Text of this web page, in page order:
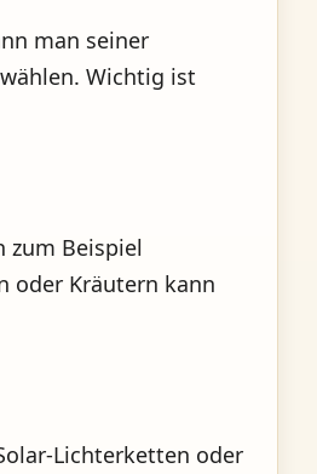
man seiner
Wichtig ist
zum Beispiel
oder Kräutern kann
Lichterketten oder